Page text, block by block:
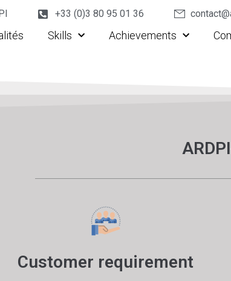
+33 (0)3 80 95 01 36
Skills Achievements
Customer requirement